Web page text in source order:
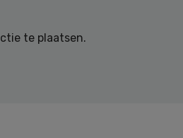
te plaatsen.